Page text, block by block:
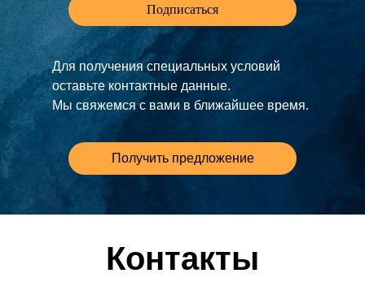
Подписаться
Для получения специальных условий
оставьте контактные данные.
Мы свяжемся с вами в ближайшее время.
Получить предложение
Контакты